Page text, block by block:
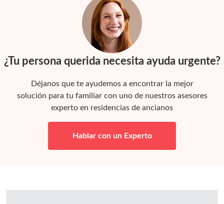
¿Tu persona querida necesita ayuda urgente?
Déjanos que te ayudemos a encontrar la mejor
solución para tu familiar con uno de nuestros asesores
experto en residencias de ancianos
Hablar con un Experto